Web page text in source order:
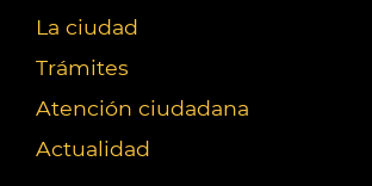
La ciudad
Trámites
Atención ciudadana
Actualidad